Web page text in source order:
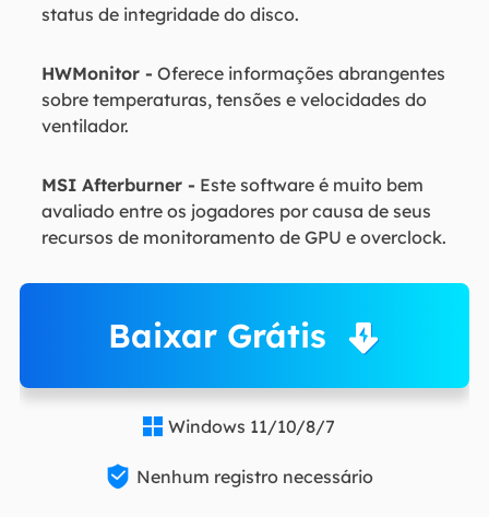
status de integridade do disco.
HWMonitor - Oferece informações abrangentes
sobre temperaturas, tensões e velocidades do
ventilador.
MSI Afterburner - Este software é muito bem
avaliado entre os jogadores por causa de seus
recursos de monitoramento de GPU e overclock.
Baixar Grátis
 Windows 11/10/8/7
 Nenhum registro necessário